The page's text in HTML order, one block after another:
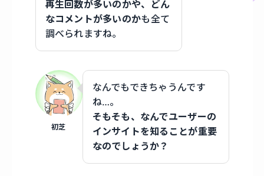
再生回数が多いのかや、どん
なコメントが多いのかも全て
調べられますね。
初芝
なんでもできちゃうんです
ね…。
そもそも、なんでユーザーの
インサイトを知ることが重要
なのでしょうか？